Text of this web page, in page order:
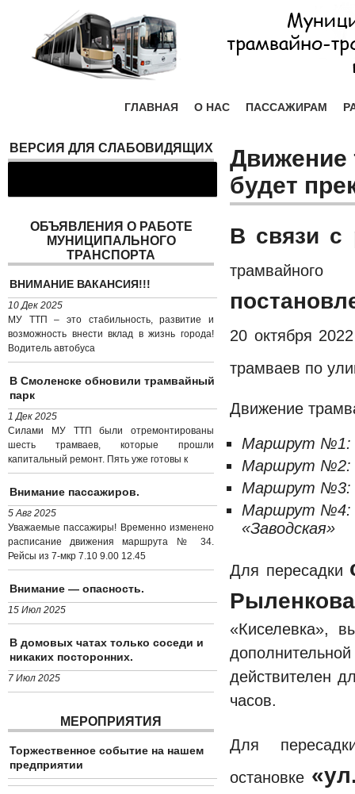
ГЛАВНАЯ О НАС ПАССАЖИРАМ
Движение
будет
В связи с
20 октября
трамваев по
Движение
Маршрут №1:
Маршрут №2:
Маршрут №3:
Маршрут №4:
«Заводская»
Для пересадки
«Киселевка»,
действителен
часов.
Для
остановке
ВЕРСИЯ ДЛЯ СЛАБОВИДЯЩИХ
ОБЪЯВЛЕНИЯ О РАБОТЕ
МУНИЦИПАЛЬНОГО
ТРАНСПОРТА
ВНИМАНИЕ ВАКАНСИЯ!!!
10 Дек 2025
МУ ТТП – это стабильность, развитие и
возможность внести вклад в жизнь города!
Водитель автобуса
В Смоленске обновили трамвайный
парк
1 Дек 2025
Силами МУ ТТП были отремонтированы
шесть трамваев, которые прошли
капитальный ремонт. Пять уже готовы к
Внимание пассажиров.
5 Авг 2025
Уважаемые пассажиры! Временно изменено
расписание движения маршрута № 34.
Рейсы из 7-мкр 7.10 9.00 12.45
Внимание — опасность.
15 Июл 2025
В домовых чатах только соседи и
никаких посторонних.
7 Июл 2025
МЕРОПРИЯТИЯ
Торжественное событие на нашем
предприятии